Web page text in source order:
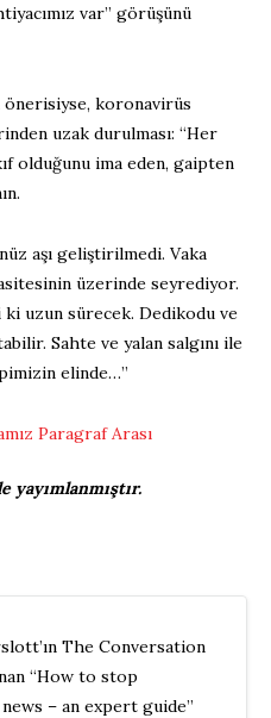
var” görüşünü
önerisiyse, koronavirüs
uzak durulması: “Her
olduğunu ima eden, gaipten
aşı geliştirilmedi. Vaka
üzerinde seyrediyor.
uzun sürecek. Dedikodu ve
Sahte ve yalan salgını ile
elinde…”
yayımlanmıştır.
The Conversation
“How to stop
– an expert guide”